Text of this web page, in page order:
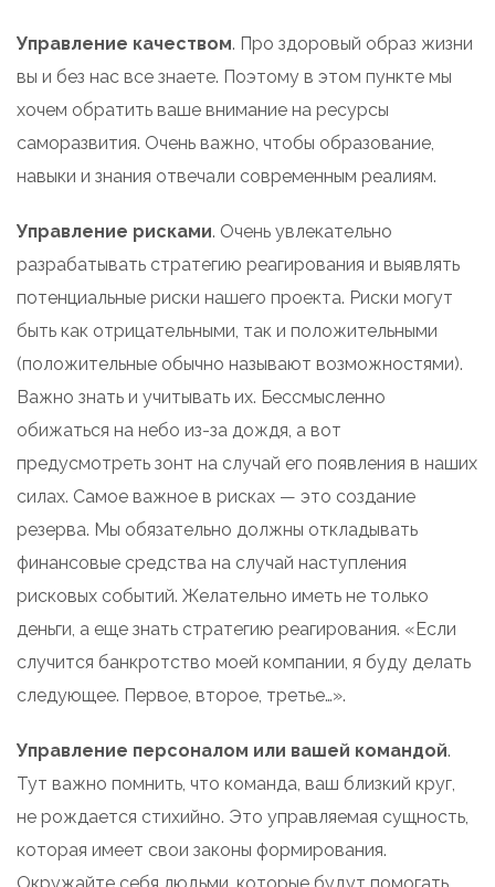
Управление качеством. Про здоровый образ жизни
вы и без нас все знаете. Поэтому в этом пункте мы
хочем обратить ваше внимание на ресурсы
саморазвития. Очень важно, чтобы образование,
навыки и знания отвечали современным реалиям.
Управление рисками. Очень увлекательно
разрабатывать стратегию реагирования и выявлять
потенциальные риски нашего проекта. Риски могут
быть как отрицательными, так и положительными
(положительные обычно называют возможностями).
Важно знать и учитывать их. Бессмысленно
обижаться на небо из-за дождя, а вот
предусмотреть зонт на случай его появления в наших
силах. Самое важное в рисках — это создание
резерва. Мы обязательно должны откладывать
финансовые средства на случай наступления
рисковых событий. Желательно иметь не только
деньги, а еще знать стратегию реагирования. «Если
случится банкротство моей компании, я буду делать
следующее. Первое, второе, третье…».
Управление персоналом или вашей командой.
Тут важно помнить, что команда, ваш близкий круг,
не рождается стихийно. Это управляемая сущность,
которая имеет свои законы формирования.